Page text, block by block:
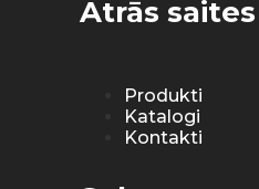
Ātrās saites
Produkti
Katalogi
Kontakti